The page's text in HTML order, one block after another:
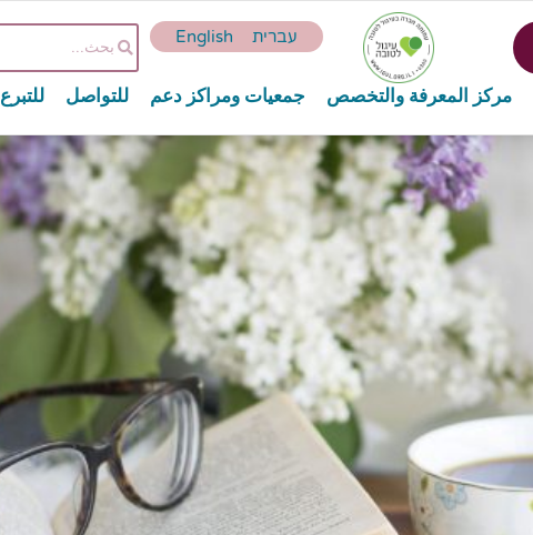
עברית English
مركز المعرفة والتخصص جمعيات ومراكز دعم للتواصل للتبرع